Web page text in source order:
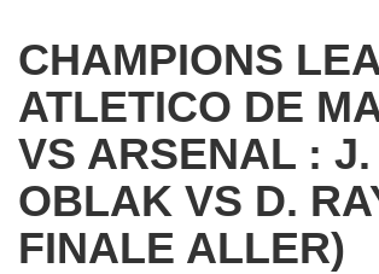
CHAMPIONS
ATLETICO DE
VS ARSENAL : J.
OBLAK VS D.
FINALE ALLER)